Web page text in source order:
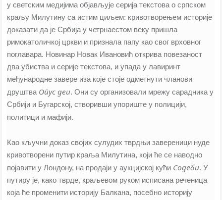
у светским медијима објављује серија текстова о српском
краљу Милутину са истим циљем: кривотворењем историје
доказати да је Србија у четрнаестом веку пришла
римокатоличкој цркви и признала папу као свог врховног
поглавара. Новинар Новак Ивановић открива повезаност
два убиства и серије текстова, и упада у лавиринт
међународне завере иза које стоје одметнути чланови
друштва Опус деи. Они су организовали мрежу сарадника у
Србији и Бугарској, створивши упориште у полицији,
политици и мафији.
Као кључни доказ својих сулудих тврдњи завереници нуде
кривотворени путир краља Милутина, који ће се наводно
појавити у Лондону, на продаји у аукцијској кући Содеби. У
путиру је, како тврде, краљевом руком исписана реченица
која ће променити историју Балкана, посебно историју